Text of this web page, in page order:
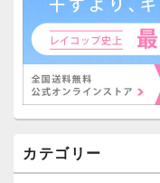
カテゴリー